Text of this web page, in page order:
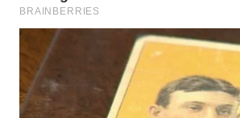
MAWAKA
ID
MARTABAT
NET